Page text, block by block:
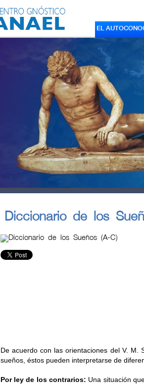
EL
Diccionario de los
De acuerdo con las orientaciones del V. M.
sueños, éstos pueden interpretarse de
Por ley de los contrarios: Una situación